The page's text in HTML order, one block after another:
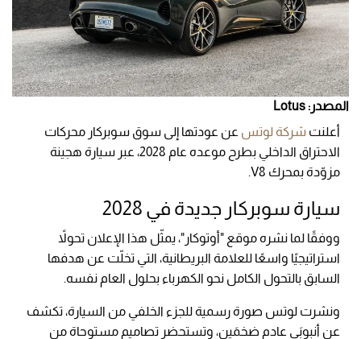
المصدر: Lotus
أعلنت شركة لوتس عن عودتها إلى سوق سوبركار محركات
الاحتراق الداخلي بطرح موعده عام 2028، عبر سيارة هجينة
مزوّدة بمحرك V8.
سيارة سوبركار جديدة في 2028
ووفقًا لما نشره موقع "أوتوكار"، يمثّل هذا الإعلان تحولاً
استراتيجيًا واسعًا للعلامة البريطانية، التي تخلّت عن هدفها
السابق بالتحول الكامل نحو الكهرباء بحلول العام نفسه.
ونشرت لوتس صورة رسمية للجزء الخلفي من السيارة، تكشف
عن أنبوبَي عادم ضخمَين، وتستحضر تصاميم مستوحاة من